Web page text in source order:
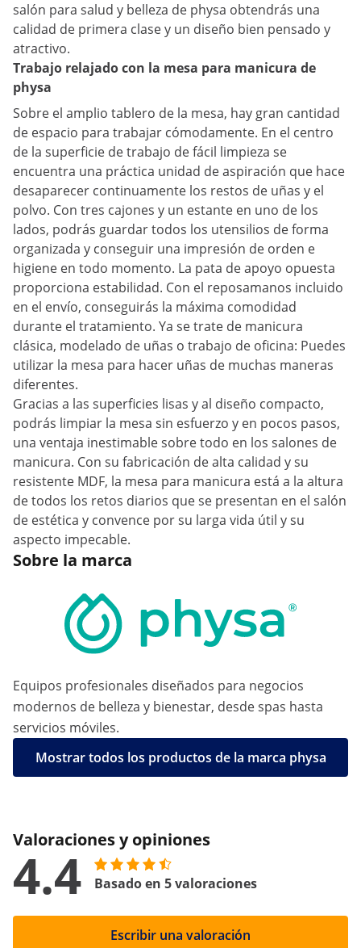
salón para salud y belleza de physa obtendrás una
calidad de primera clase y un diseño bien pensado y
atractivo.
Trabajo relajado con la mesa para manicura de
physa
Sobre el amplio tablero de la mesa, hay gran cantidad
de espacio para trabajar cómodamente. En el centro
de la superficie de trabajo de fácil limpieza se
encuentra una práctica unidad de aspiración que hace
desaparecer continuamente los restos de uñas y el
polvo. Con tres cajones y un estante en uno de los
lados, podrás guardar todos los utensilios de forma
organizada y conseguir una impresión de orden e
higiene en todo momento. La pata de apoyo opuesta
proporciona estabilidad. Con el reposamanos incluido
en el envío, conseguirás la máxima comodidad
durante el tratamiento. Ya se trate de manicura
clásica, modelado de uñas o trabajo de oficina: Puedes
utilizar la mesa para hacer uñas de muchas maneras
diferentes.
Gracias a las superficies lisas y al diseño compacto,
podrás limpiar la mesa sin esfuerzo y en pocos pasos,
una ventaja inestimable sobre todo en los salones de
manicura. Con su fabricación de alta calidad y su
resistente MDF, la mesa para manicura está a la altura
de todos los retos diarios que se presentan en el salón
de estética y convence por su larga vida útil y su
aspecto impecable.
Sobre la marca
Equipos profesionales diseñados para negocios
modernos de belleza y bienestar, desde spas hasta
servicios móviles.
Mostrar todos los productos de la marca physa
Valoraciones y opiniones
4.4 Basado en 5 valoraciones
Escribir una valoración